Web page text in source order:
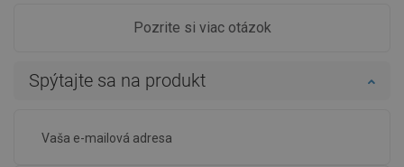
Pozrite si viac otázok
Spýtajte sa na produkt